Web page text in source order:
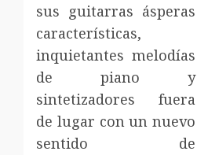
sus guitarras ásperas
características,
inquietantes melodías
de piano y
sintetizadores fuera
de lugar con un nuevo
sentido de